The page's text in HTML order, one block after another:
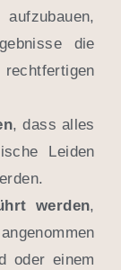
die
, dass alles
Leiden
werden,
oder einem